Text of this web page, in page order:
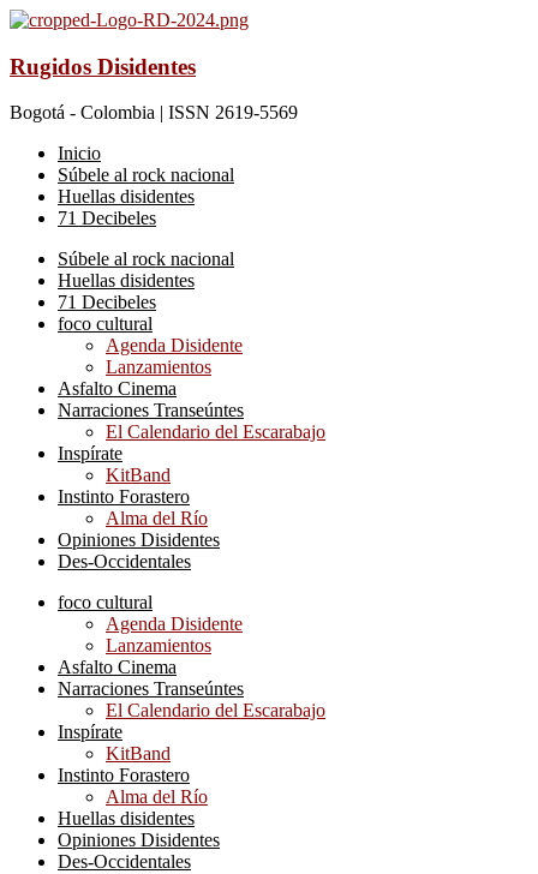
Rugidos Disidentes
Bogotá - Colombia | ISSN 2619-5569
Inicio
Súbele al rock nacional
Huellas disidentes
71 Decibeles
Súbele al rock nacional
Huellas disidentes
71 Decibeles
foco cultural
Agenda Disidente
Lanzamientos
Asfalto Cinema
Narraciones Transeúntes
El Calendario del Escarabajo
Inspírate
KitBand
Instinto Forastero
Alma del Río
Opiniones Disidentes
Des-Occidentales
foco cultural
Agenda Disidente
Lanzamientos
Asfalto Cinema
Narraciones Transeúntes
El Calendario del Escarabajo
Inspírate
KitBand
Instinto Forastero
Alma del Río
Huellas disidentes
Opiniones Disidentes
Des-Occidentales